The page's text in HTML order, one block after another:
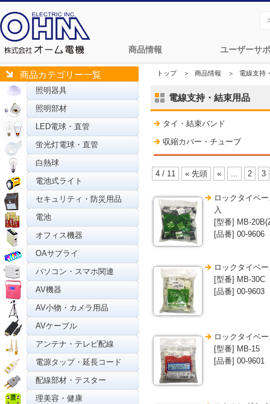
商品情報 ユーザーサ
商品カテゴリー一覧
照明器具
照明部材
LED電球・直管
蛍光灯電球・直管
白熱球
電池式ライト
セキュリティ・防災用品
電池
オフィス機器
OAサプライ
パソコン・スマホ関連
AV機器
AV小物・カメラ用品
AVケーブル
アンテナ・テレビ配線
電源タップ・延長コード
配線部材・テスター
理美容・健康
トップ＞ 商品情報 ＞ 電線支持
電線支持・結束用品
タイ・結束バンド
収縮カバー・チューブ
4 / 11 « 先頭 « ... 2 3
ロックタイベ
入
[型番] MB-
[品番] 00-9606
ロックタイベ
[型番] MB-30C
[品番] 00-9603
ロックタイベ
[型番] MB-15
[品番] 00-9601